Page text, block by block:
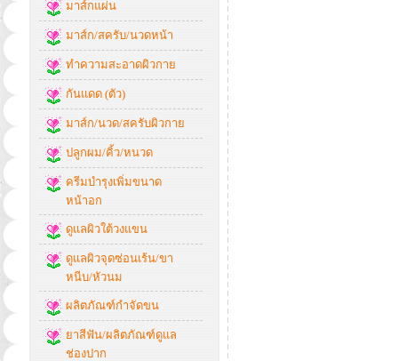
มาส์กแผ่น
มาส์ก/สครับ/นวดหน้า
ทำความสะอาดผิวกาย
กันแดด (ตัว)
มาส์ก/นวด/สครับผิวกาย
ปลูกผม/คิ้ว/หนวด
ครีมบำรุงเพิ่มขนาด
หน้าอก
ดูแลผิวใต้วงแขน
ดูแลผิวจุดซ่อนเร้น/ขา
หนีบ/หัวนม
ผลิตภัณฑ์กำจัดขน
ยาสีฟัน/ผลิตภัณฑ์ดูแล
ช่องปาก